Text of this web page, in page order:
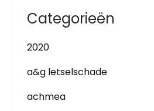
Categorieën
2020
a&g letselschade
achmea